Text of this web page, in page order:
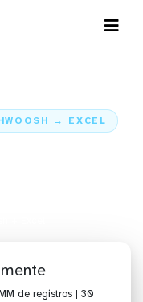
→ EXCEL
de registros | 30